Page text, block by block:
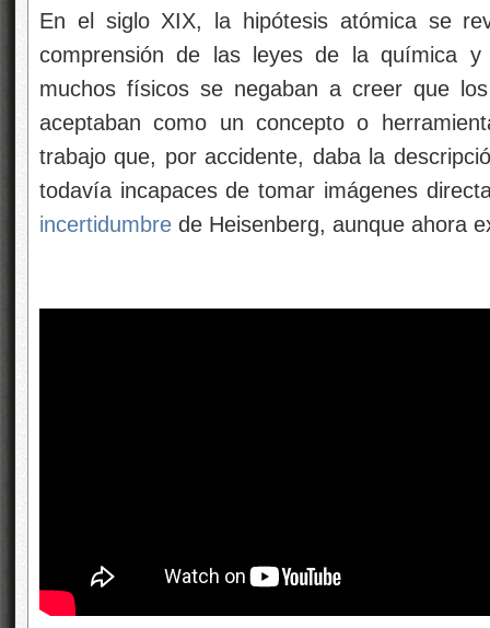
En el siglo XIX, la hipótesis atómica se
comprensión de las leyes de la química y
muchos físicos se negaban a creer que
aceptaban como un concepto o
trabajo que, por accidente, daba la
todavía incapaces de tomar imágenes
incertidumbre de Heisenberg, aunque ahora